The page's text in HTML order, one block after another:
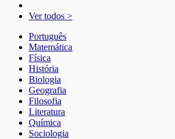
Ver todos >
Português
Matemática
Física
História
Biologia
Geografia
Filosofia
Literatura
Química
Sociologia